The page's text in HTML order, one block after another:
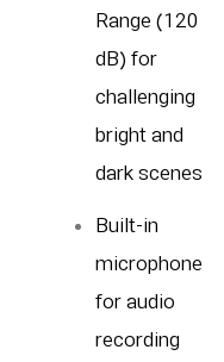
Range (120
dB) for
challenging
bright and
dark scenes
Built-in
microphone
for audio
recording